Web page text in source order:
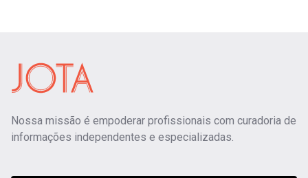
Nossa missão é empoderar profissionais com curadoria de
informações independentes e especializadas.